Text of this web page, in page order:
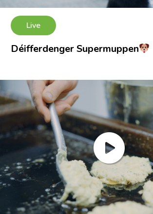
Live
Déifferdenger Supermuppen